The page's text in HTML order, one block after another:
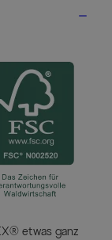
etwas ganz